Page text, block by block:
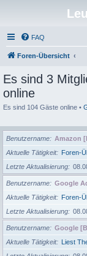
FAQ
Foren-Übersicht
Es sind 3
online
Es sind 104 Gäste online •
Benutzername
Amazon
Aktuelle Tätigkeit
Foren-
Letzte Aktualisierung
Benutzername
Google
Aktuelle Tätigkeit
Foren-
Letzte Aktualisierung
Benutzername
Google
Aktuelle Tätigkeit
Liest